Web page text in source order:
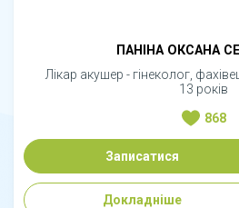
ПАНІНА ОКСАНА
Лікар акушер - гінеколог,
13 років
868
Записатися
Докладніше